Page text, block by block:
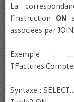
La
l’instruction ON
associées par JOIN.
Exemple : …
Syntaxe :